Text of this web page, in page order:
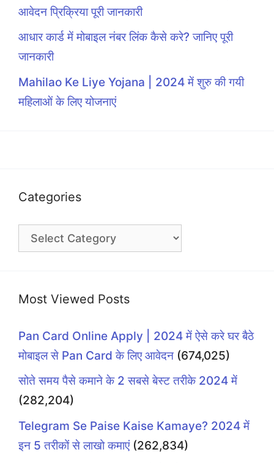
आवेदन प्रिक्रिया पूरी जानकारी
आधार कार्ड में मोबाइल नंबर लिंक कैसे करे? जानिए पूरी
जानकारी
Mahilao Ke Liye Yojana | 2024 में शुरु की गयी
महिलाओं के लिए योजनाएं
Categories
Categories
Most Viewed Posts
Pan Card Online Apply | 2024 में ऐसे करे घर बैठे
मोबाइल से Pan Card के लिए आवेदन (674,025)
सोते समय पैसे कमाने के 2 सबसे बेस्ट तरीके 2024 में
(282,204)
Telegram Se Paise Kaise Kamaye? 2024 में
इन 5 तरीकों से लाखो कमाएं (262,834)